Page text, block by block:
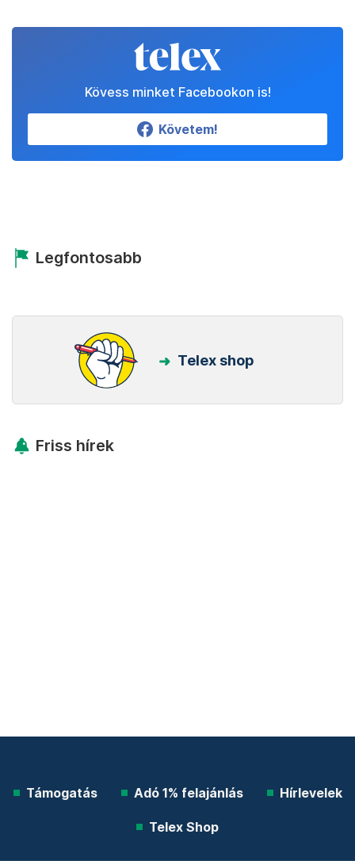
Kövess minket Facebookon is!
Követem!
Legfontosabb
Telex shop
Friss hírek
Támogatás Adó 1% felajánlás Hírlevelek
Telex Shop